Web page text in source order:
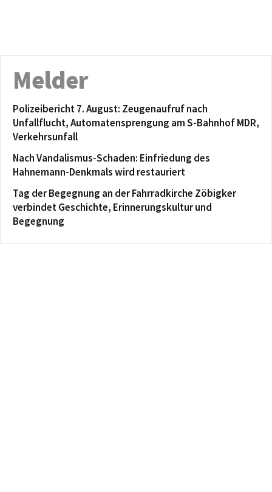
Melder
Polizeibericht 7. August: Zeugenaufruf nach
Unfallflucht, Automatensprengung am S-Bahnhof MDR,
Verkehrsunfall
Nach Vandalismus-Schaden: Einfriedung des
Hahnemann-Denkmals wird restauriert
Tag der Begegnung an der Fahrradkirche Zöbigker
verbindet Geschichte, Erinnerungskultur und
Begegnung